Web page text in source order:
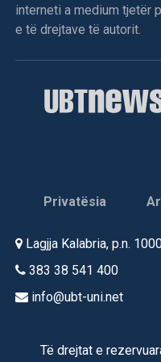
“Dua” e nisi furishëm
edicionin e 79-të të
e sivjetmë. Historia e
kaluar, do të arrinte të
“SACD”. Është çmimi
interneti a medium tjetër
e të drejtave të autorit.
Privatësia
Lagjja Kalabria, p.n.
383 38 541 400
info@ubt-uni.net
Të drejtat e